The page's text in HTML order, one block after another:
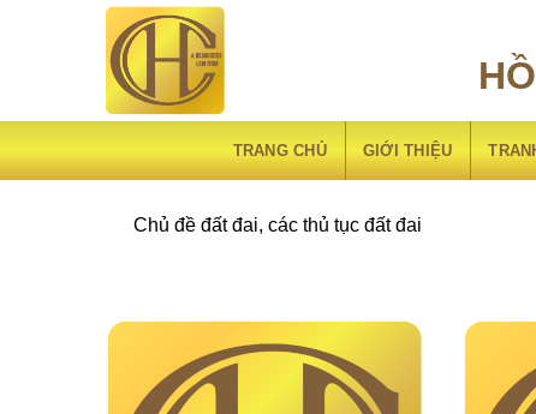
TRANG CHỦ GIỚI THIỆU
Chủ đề
Chủ đề đất đai, các thủ tục đất đai